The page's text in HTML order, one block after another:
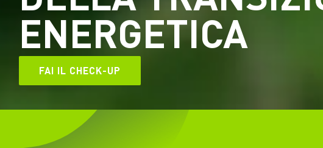
ENERGETICA
FAI IL CHECK-UP